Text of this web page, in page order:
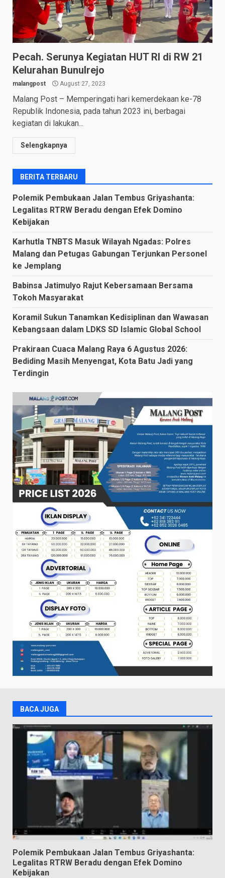
Pecah. Serunya Kegiatan HUT RI di RW 21
Kelurahan Bunulrejo
malangpost August 27, 2023
Malang Post – Memperingati hari kemerdekaan ke-78
Republik Indonesia, pada tahun 2023 ini, berbagai
kegiatan di lakukan...
Selengkapnya
BERITA TERBARU
Polemik Pembukaan Jalan Tembus Griyashanta:
Legalitas RTRW Beradu dengan Efek Domino
Kebijakan
Karhutla TNBTS Masuk Wilayah Ngadas: Polres
Malang dan Petugas Gabungan Terjunkan Personel
ke Jemplang
Babinsa Jatimulyo Rajut Kebersamaan Bersama
Tokoh Masyarakat
Koramil Sukun Tanamkan Kedisiplinan dan Wawasan
Kebangsaan dalam LDKS SD Islamic Global School
Prakiraan Cuaca Malang Raya 6 Agustus 2026:
Bediding Masih Menyengat, Kota Batu Jadi yang
Terdingin
BACA JUGA
Polemik Pembukaan Jalan Tembus Griyashanta:
Legalitas RTRW Beradu dengan Efek Domino
Kebijakan